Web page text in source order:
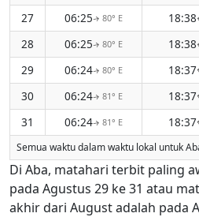
27
06:25↑ 80° E 18:38
28
06:25↑ 80° E 18:38
29
06:24↑ 80° E 18:37
30
06:24↑ 81° E 18:37
31
06:24↑ 81° E 18:37
Semua waktu dalam waktu lokal untuk
Di Aba, matahari terbit paling
pada Agustus 29 ke 31 atau
akhir dari August adalah pada